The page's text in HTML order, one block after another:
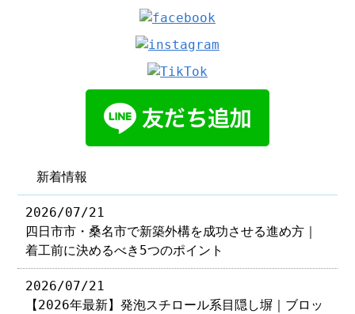
新着情報
2026/07/21
四日市市・桑名市で新築外構を成功させる進め方｜
着工前に決めるべき5つのポイント
2026/07/21
【2026年最新】発泡スチロール系目隠し塀｜ブロッ